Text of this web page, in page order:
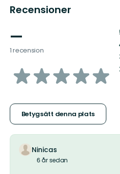
Recensioner
—
1 recension
av
stjärnor
Betygsätt denna plats
Ninicas
6 år sedan